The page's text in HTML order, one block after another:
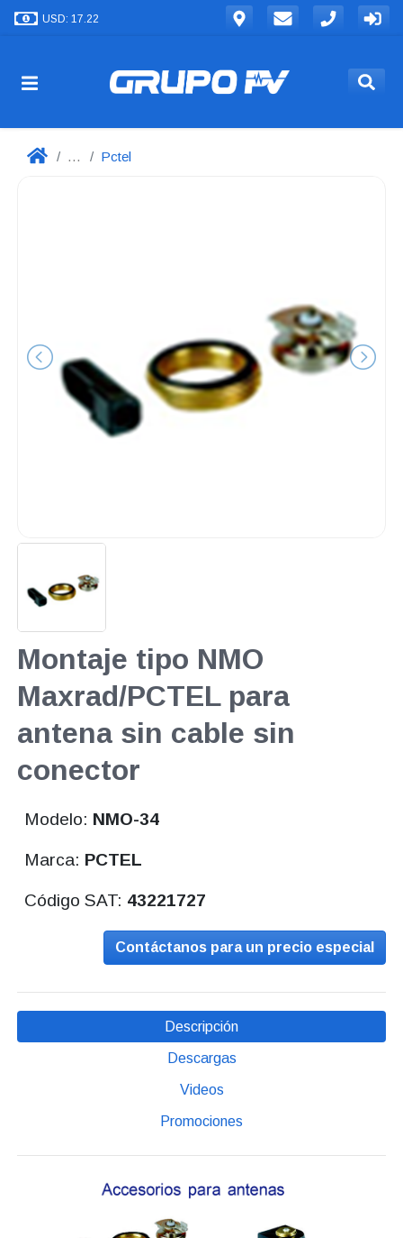
USD: 17.22
... Pctel
Montaje tipo NMO
Maxrad/PCTEL para
antena sin cable sin
conector
Modelo: NMO-34
Marca: PCTEL
Código SAT: 43221727
Contáctanos para un precio especial
Descripción
Descargas
Videos
Promociones